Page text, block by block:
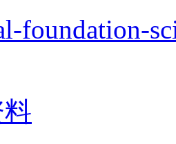
foundation-